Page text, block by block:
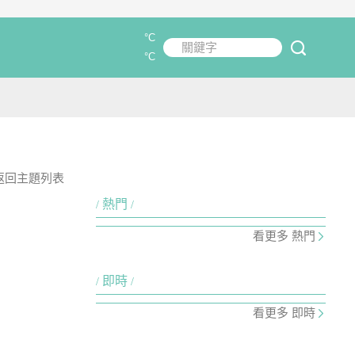
關鍵字
°C
°C
回主題列表
熱門
看更多 熱門
即時
看更多 即時